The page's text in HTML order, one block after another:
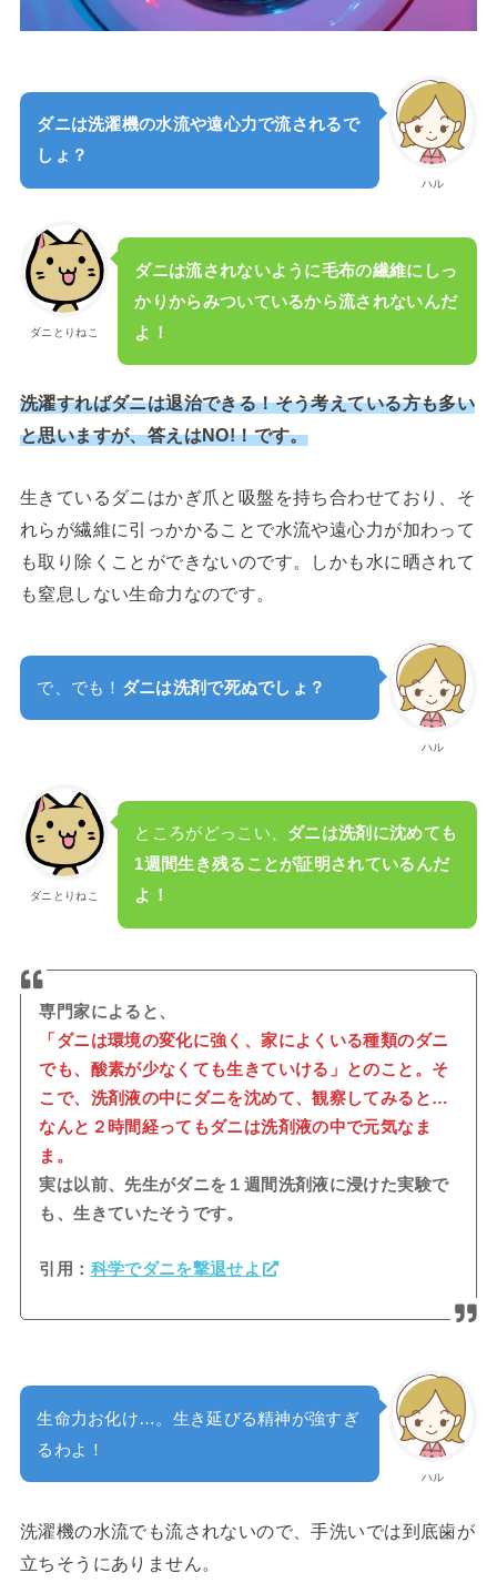
ハル
ダニは洗濯機の水流や遠心力で流されるで
しょ？
ダニとりねこ
ダニは流されないように毛布の繊維にしっ
かりからみついているから流されないんだ
よ！
洗濯すればダニは退治できる！そう考えている方も多い
と思いますが、答えはNO!！です。
生きているダニはかぎ爪と吸盤を持ち合わせており、そ
れらが繊維に引っかかることで水流や遠心力が加わって
も取り除くことができないのです。しかも水に晒されて
も窒息しない生命力なのです。
ハル
で、でも！ ダニは洗剤で死ぬでしょ？
ダニとりねこ
ところがどっこい、 ダニは洗剤に沈めても
1週間生き残ることが証明されているんだ
よ！
専門家によると、
「ダニは環境の変化に強く、家によくいる種類のダニ
でも、酸素が少なくても生きていける」とのこと。そ
こで、洗剤液の中にダニを沈めて、観察してみると…
なんと２時間経ってもダニは洗剤液の中で元気なま
ま。
実は以前、先生がダニを１週間洗剤液に浸けた実験で
も、生きていたそうです。
引用： 科学でダニを撃退せよ
ハル
生命力お化け…。生き延びる精神が強すぎ
るわよ！
洗濯機の水流でも流されないので、手洗いでは到底歯が
立ちそうにありません。